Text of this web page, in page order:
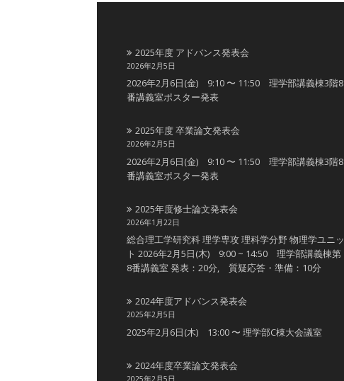
2025年度 アドバンス発表会
2026年2月5日
2026年2月6日(金) 9:10 〜 11:50 理学部講義棟3階8
番講義室ポスター発表
2025年度 卒業論文発表会
2026年2月5日
2026年2月6日(金) 9:10 〜 11:50 理学部講義棟3階8
番講義室ポスター発表
2025年度修士論文発表会
2026年1月22日
総合理工学研究科 理学専攻 理科学分野 物理学ユニッ
ト 2026年2月5日(木) 9:00 ~ 14:50 理学部講義棟第
8番講義室 発表：20分, 質疑応答・準備：10分
2024年度アドバンス発表会
2025年2月5日
2025年2月6日(木) 13:00 〜 理学部C棟大会議室
2024年度卒業論文発表会
2025年2月5日